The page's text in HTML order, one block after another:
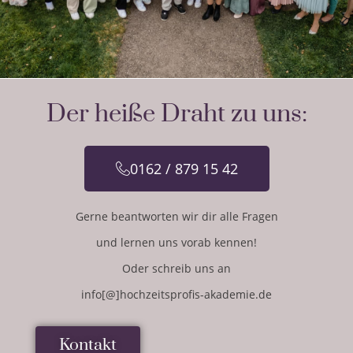
Der heiße Draht zu uns:
0162 / 879 15 42
Gerne beantworten wir dir alle Fragen
und lernen uns vorab kennen!
Oder schreib uns an
info[@]hochzeitsprofis-akademie.de
Kontakt